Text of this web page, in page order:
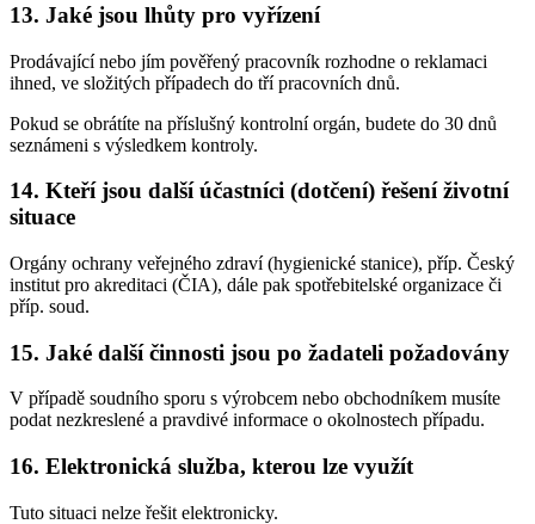
13. Jaké jsou lhůty pro vyřízení
Prodávající nebo jím pověřený pracovník rozhodne o reklamaci
ihned, ve složitých případech do tří pracovních dnů.
Pokud se obrátíte na příslušný kontrolní orgán, budete do 30 dnů
seznámeni s výsledkem kontroly.
14. Kteří jsou další účastníci (dotčení) řešení životní
situace
Orgány ochrany veřejného zdraví (hygienické stanice), příp. Český
institut pro akreditaci (ČIA), dále pak spotřebitelské organizace či
příp. soud.
15. Jaké další činnosti jsou po žadateli požadovány
V případě soudního sporu s výrobcem nebo obchodníkem musíte
podat nezkreslené a pravdivé informace o okolnostech případu.
16. Elektronická služba, kterou lze využít
Tuto situaci nelze řešit elektronicky.